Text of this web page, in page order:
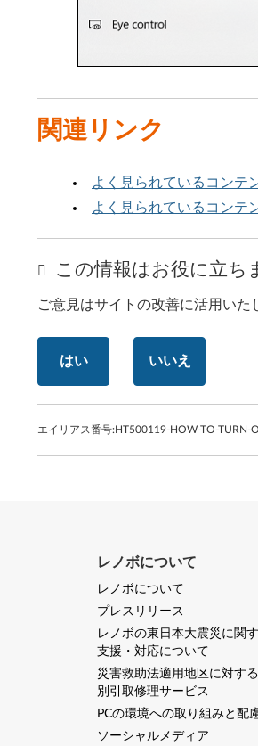
関連リンク
よく見られているコンテ
よく見られているコンテ
この情報はお役に立ち
ご意見はサイトの改善に活用いた
はい いいえ
エイリアス番号:HT500119-HOW-TO-TURN-
レノボについて
レノボについて
プレスリリース
レノボの東日本大震災に関
支援・対応について
災害救助法適用地区に対す
別引取修理サービス
PCの環境への取り組みと配
ソーシャルメディア